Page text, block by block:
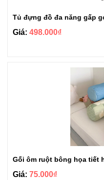
Tủ đựng đồ đa năng gấp
Giá: 498.000₫
Gối ôm ruột bông họa tiết
Giá: 75.000₫